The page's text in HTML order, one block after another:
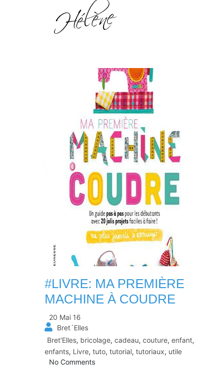
#LIVRE: MA PREMIÈRE
MACHINE À COUDRE
20 Mai 16
Bret´Elles
Bret'Elles, bricolage, cadeau, couture, enfant,
enfants, Livre, tuto, tutorial, tutoriaux, utile
No Comments